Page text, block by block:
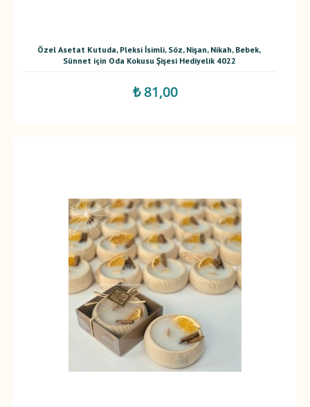
Özel Asetat Kutuda, Pleksi İsimli, Söz, Nişan, Nikah, Bebek,
Sünnet için Oda Kokusu Şişesi Hediyelik 4022
₺ 81,00